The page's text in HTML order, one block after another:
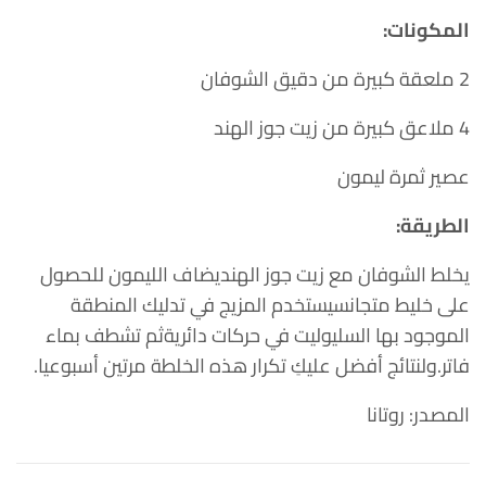
المكونات:
2 ملعقة كبيرة من دقيق الشوفان
4 ملاعق كبيرة من زيت جوز الهند
عصير ثمرة ليمون
الطريقة:
يخلط الشوفان مع زيت جوز الهنديضاف الليمون للحصول
على خليط متجانسيستخدم المزيج في تدليك المنطقة
الموجود بها السليوليت في حركات دائريةثم تشطف بماء
فاتر.ولنتائج أفضل عليكِ تكرار هذه الخلطة مرتين أسبوعيا.
المصدر: روتانا